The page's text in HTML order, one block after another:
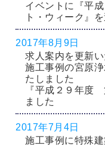
イベントに『平
ト・ウィーク』
2017年8月9日
求人案内を更新
施工事例の宮原
たしました
『平成２９年度
ました
2017年7月4日
施工事例に特殊